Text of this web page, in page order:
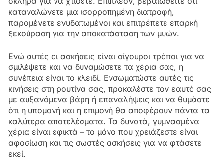
καταναλώνετε μια ισορροπημένη διατροφή,
παραμένετε ενυδατωμένοι και επιτρέπετε επαρκή
ξεκούραση για την αποκατάσταση των μυών.
Ενώ αυτές οι ασκήσεις είναι σίγουροι τρόποι για να
σμιλέψετε και να δυναμώσετε τα χέρια σας, η
συνέπεια είναι το κλειδί. Ενσωματώστε αυτές τις
κινήσεις στη ρουτίνα σας, προκαλέστε τον εαυτό σας
με αυξανόμενα βάρη ή επαναλήψεις και να θυμάστε
ότι η υπομονή και η επιμονή θα αποφέρουν πάντα τα
καλύτερα αποτελέσματα. Τα δυνατά, γυμνασμένα
χέρια είναι εφικτά – το μόνο που χρειάζεστε είναι
αφοσίωση και τις σωστές ασκήσεις για να φτάσετε
εκεί.